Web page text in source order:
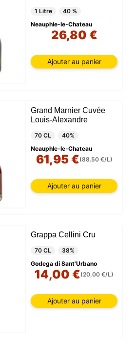
1 Litre
40 %
Neauphle-le-Chateau
26,80 €
Ajouter au panier
Grand Marnier Cuvée
Louis-Alexandre
70 CL
40%
Neauphle-le-Chateau
61,95 €(88.50 €/L)
Ajouter au panier
Grappa Cellini Cru
70 CL
38%
Godega di Sant'Urbano
14,00 €(20,00 €/L)
Ajouter au panier